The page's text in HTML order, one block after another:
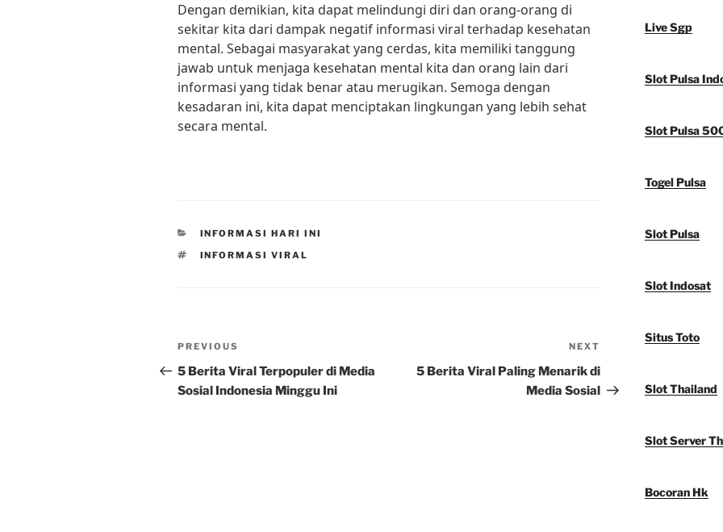
Dengan demikian, kita dapat melindungi diri dan orang-orang di
sekitar kita dari dampak negatif informasi viral terhadap kesehatan
mental. Sebagai masyarakat yang cerdas, kita memiliki tanggung
jawab untuk menjaga kesehatan mental kita dan orang lain dari
informasi yang tidak benar atau merugikan. Semoga dengan
kesadaran ini, kita dapat menciptakan lingkungan yang lebih sehat
secara mental.
CATEGORIES
INFORMASI HARI INI
TAGS
INFORMASI VIRAL
Post
navigation
Previous
Post
PREVIOUS
5 Berita Viral Terpopuler di Media
Sosial Indonesia Minggu Ini
Post
NEXT
5 Berita Viral Paling Menarik di
Media Sosial
Live Sgp
Slot Pulsa
Slot Pulsa
Togel Pulsa
Slot Pulsa
Slot Indosat
Situs Toto
Slot Thailand
Slot Server
Bocoran Hk